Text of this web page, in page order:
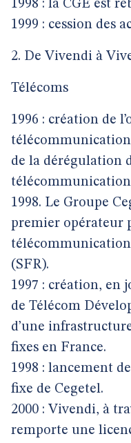
1998 : la CGE est
1999 : cession des
2. De Vivendi à
Télécoms
1996 : création de
de la dérégulation
1998. Le Groupe
premier opérateur
(SFR).
1997 : création, en
de Télécom
d’une
fixes en France.
1998 : lancement
fixe de Cegetel.
2000 : Vivendi, à
remporte une